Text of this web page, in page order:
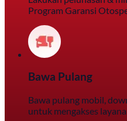
Program Garansi
Bawa Pulang
Bawa pulang mobil,
untuk mengakses